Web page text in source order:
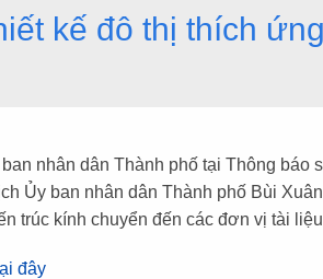
kế đô thị thích
nhân dân Thành phố tại Thông
Ủy ban nhân dân Thành phố Bùi
trúc kính chuyển đến các đơn vị tài
đây